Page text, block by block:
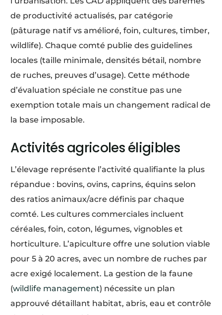
de productivité actualisés, par catégorie
(pâturage natif vs amélioré, foin, cultures, timber,
wildlife). Chaque comté publie des guidelines
locales (taille minimale, densités bétail, nombre
de ruches, preuves d’usage). Cette méthode
d’évaluation spéciale ne constitue pas une
exemption totale mais un changement radical de
la base imposable.
Activités agricoles éligibles
L’élevage représente l’activité qualifiante la plus
répandue : bovins, ovins, caprins, équins selon
des ratios animaux/acre définis par chaque
comté. Les cultures commerciales incluent
céréales, foin, coton, légumes, vignobles et
horticulture. L’apiculture offre une solution viable
pour 5 à 20 acres, avec un nombre de ruches par
acre exigé localement. La gestion de la faune
(wildlife management) nécessite un plan
approuvé détaillant habitat, abris, eau et contrôle